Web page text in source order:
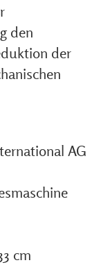
den
der
AG
cm